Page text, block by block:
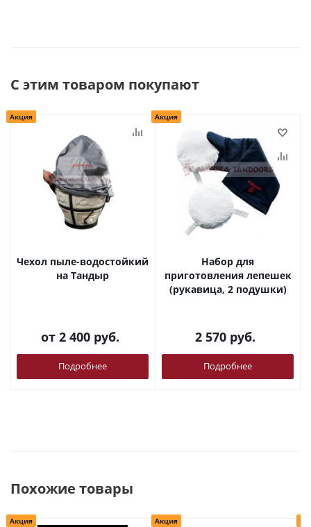
С этим товаром покупают
Акция
Чехол пыле-водостойкий
на Тандыр
от 2 400 руб.
Подробнее
Акция
Набор для
приготовления лепешек
(рукавица, 2 подушки)
2 570 руб.
Подробнее
Похожие товары
Акция Акция